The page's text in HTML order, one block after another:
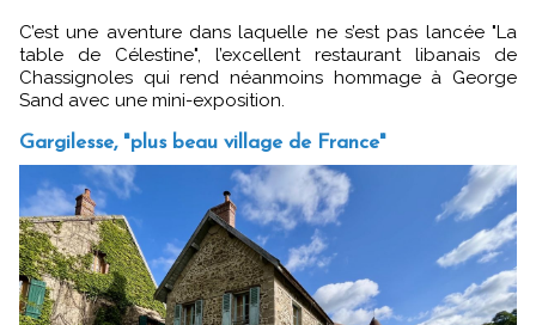
C’est une aventure dans laquelle ne s’est pas lancée "La
table de Célestine", l’excellent restaurant libanais de
Chassignoles qui rend néanmoins hommage à George
Sand avec une mini-exposition.
Gargilesse, "plus beau village de France"